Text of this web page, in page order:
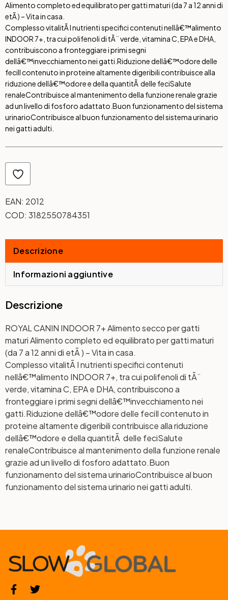
Alimento completo ed equilibrato per gatti maturi (da 7 a 12 anni di
etÃ ) – Vita in casa.
Complesso vitalitÃI nutrienti specifici contenuti nellâ€™alimento
INDOOR 7+, tra cui polifenoli di tÃ¨ verde, vitamina C, EPA e DHA,
contribuiscono a fronteggiare i primi segni
dellâ€™invecchiamento nei gatti. Riduzione dellâ€™odore delle
feciIl contenuto in proteine altamente digeribili contribuisce alla
riduzione dellâ€™odore e della quantitÃ delle feciSalute
renaleContribuisce al mantenimento della funzione renale grazie
ad un livello di fosforo adattato. Buon funzionamento del sistema
urinarioContribuisce al buon funzionamento del sistema urinario
nei gatti adulti.
EAN: 2012
COD: 3182550784351
Descrizione
Informazioni aggiuntive
Descrizione
ROYAL CANIN INDOOR 7+ Alimento secco per gatti
maturi Alimento completo ed equilibrato per gatti maturi
(da 7 a 12 anni di etÃ ) – Vita in casa.
Complesso vitalitÃ I nutrienti specifici contenuti
nellâ€™alimento INDOOR 7+, tra cui polifenoli di tÃ¨
verde, vitamina C, EPA e DHA, contribuiscono a
fronteggiare i primi segni dellâ€™invecchiamento nei
gatti.Riduzione dellâ€™odore delle feciIl contenuto in
proteine altamente digeribili contribuisce alla riduzione
dellâ€™odore e della quantitÃ delle feciSalute
renaleContribuisce al mantenimento della funzione renale
grazie ad un livello di fosforo adattato.Buon
funzionamento del sistema urinarioContribuisce al buon
funzionamento del sistema urinario nei gatti adulti.